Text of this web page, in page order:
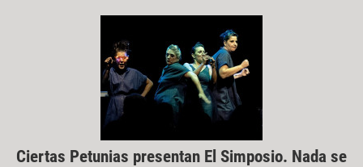
Ciertas Petunias presentan El Simposio. Nada se